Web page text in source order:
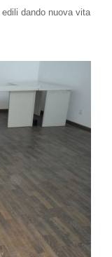
dando nuova vita